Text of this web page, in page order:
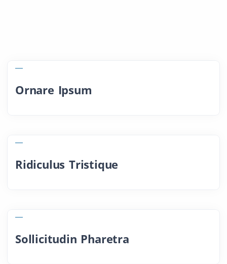
Ornare Ipsum
Ridiculus Tristique
Sollicitudin Pharetra